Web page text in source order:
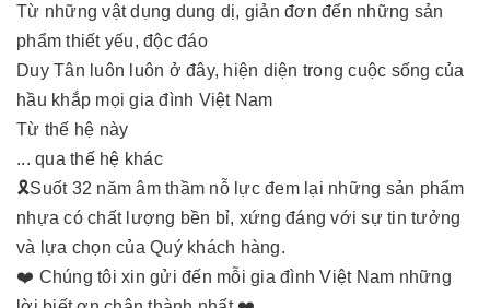
Từ những vật dụng dung dị, giản đơn đến những sản
phẩm thiết yếu, độc đáo
Duy Tân luôn luôn ở đây, hiện diện trong cuộc sống của
hầu khắp mọi gia đình Việt Nam
Từ thế hệ này
... qua thế hệ khác
🎗Suốt 32 năm âm thầm nỗ lực đem lại những sản phẩm
nhựa có chất lượng bền bỉ, xứng đáng với sự tin tưởng
và lựa chọn của Quý khách hàng.
❤️ Chúng tôi xin gửi đến mỗi gia đình Việt Nam những